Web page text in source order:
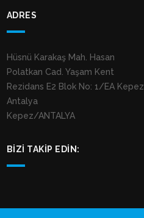
ADRES
Hüsnü Karakaş Mah. Hasan
Polatkan Cad. Yaşam Kent
Rezidans E2 Blok No: 1/EA Kepez
Antalya
Kepez/ANTALYA
BIZI TAKIP EDIN: